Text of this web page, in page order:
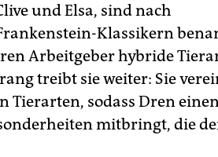
und Elsa, sind nach
Klassikern
Arbeitgeber hybride
treibt sie weiter: Sie
Tierarten, sodass Dren
mitbringt, die